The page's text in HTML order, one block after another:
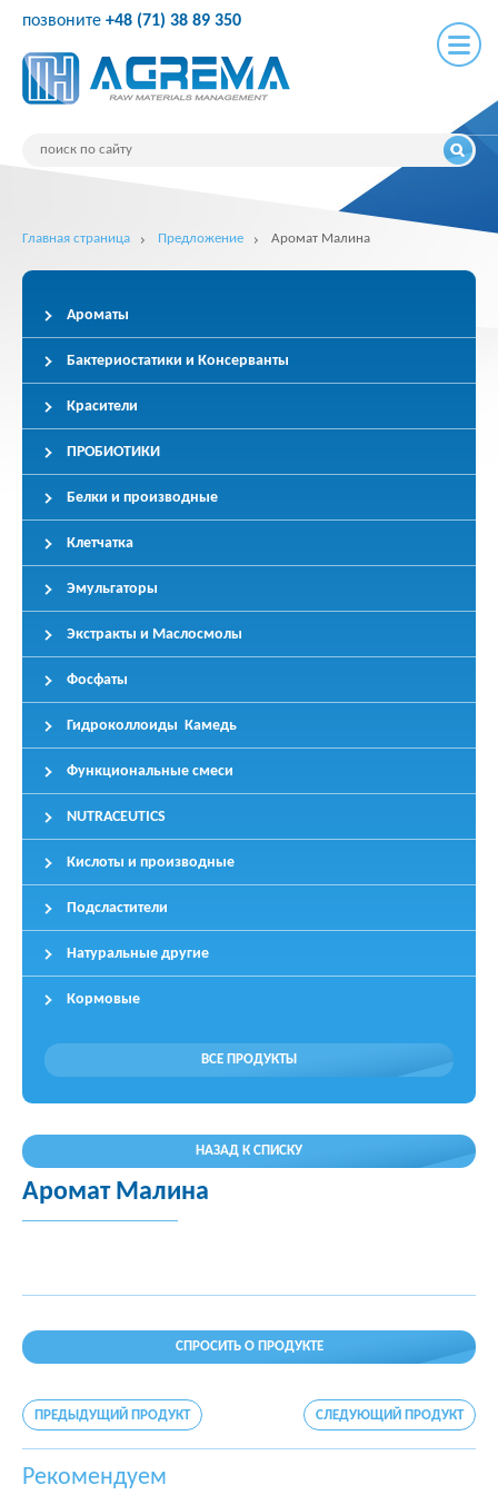
позвоните +48 (71) 38 89 350
Главная страница Предложение Аромат Малина
Ароматы
Бактериостатики и Консерванты
Красители
ПРОБИОТИКИ
Белки и производные
Клетчатка
Эмульгаторы
Экстракты и Маслосмолы
Фосфаты
Гидроколлоиды Камедь
Функциональные смеси
NUTRACEUTICS
Кислоты и производные
Подсластители
Натуральные другие
Кормовые
ВСЕ ПРОДУКТЫ
НАЗАД К СПИСКУ
Аромат Малина
СПРОСИТЬ О ПРОДУКТЕ
ПРЕДЫДУЩИЙ ПРОДУКТ СЛЕДУЮЩИЙ ПРОДУКТ
Рекомендуем